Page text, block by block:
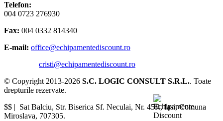
Telefon:
004 0723 276930
Fax: 004 0332 814340
E-mail: office@echipamentediscount.ro
cristi@echipamentediscount.ro
© Copyright 2013-2026 S.C. LOGIC CONSULT S.R.L.. Toate
drepturile rezervate.
$$ | Sat Balciu, Str. Biserica Sf. Neculai, Nr. 45R,Iasi,Comuna
Miroslava, 707305.